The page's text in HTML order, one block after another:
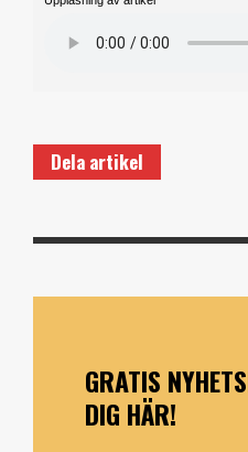
Dela artikel
GRATIS
DIG HÄR!